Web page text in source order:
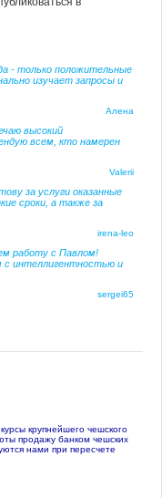
- только положительные
изучает запросы и
Алена
высокий
всем, кто намерен
Valerii
за услуги оказанные
сроки, а также за
irena-leo
работу с Павлом!
с интеллигентностью и
sergei65
крупнейшего чешского
продажу банком чешских
нами при пересчете